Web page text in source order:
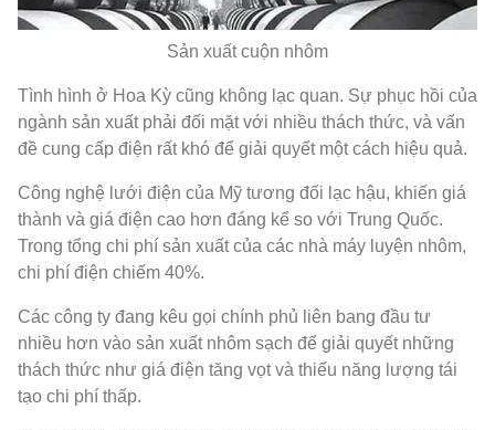
Sản xuất cuộn nhôm
Tình hình ở Hoa Kỳ cũng không lạc quan. Sự phục hồi của
ngành sản xuất phải đối mặt với nhiều thách thức, và vấn
đề cung cấp điện rất khó để giải quyết một cách hiệu quả.
Công nghệ lưới điện của Mỹ tương đối lạc hậu, khiến giá
thành và giá điện cao hơn đáng kể so với Trung Quốc.
Trong tổng chi phí sản xuất của các nhà máy luyện nhôm,
chi phí điện chiếm 40%.
Các công ty đang kêu gọi chính phủ liên bang đầu tư
nhiều hơn vào sản xuất nhôm sạch để giải quyết những
thách thức như giá điện tăng vọt và thiếu năng lượng tái
tạo chi phí thấp.